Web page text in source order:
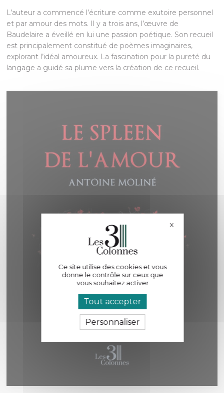
L’auteur a commencé l’écriture comme exutoire personnel
et par amour des mots. Il y a trois ans, l’œuvre de
Baudelaire a éveillé en lui une passion poétique. Son recueil
est principalement constitué de poèmes imaginaires,
explorant l’idéal amoureux. La fascination pour la pureté du
langage a guidé sa plume vers la création de ce recueil.
Ce site utilise des cookies et vous
donne le contrôle sur ceux que
vous souhaitez activer
Tout accepter
Personnaliser
XMasquer le